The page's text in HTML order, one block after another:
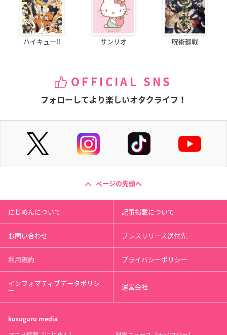
ハイキュー!! サンリオ 呪術廻戦
OFFICIAL SNS
フォローしてより楽しいオタクライフ！
ページの先頭へ
にじめんについて 記事掲載について
お問い合わせ プレスリリース送付先
利用規約 プライバシーポリシー
インフォマティブデータポリシ
ー 運営会社
kusuguru media